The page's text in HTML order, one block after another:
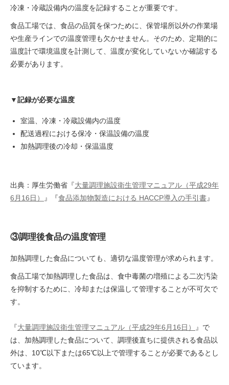
冷凍・冷蔵設備内の温度を記録することが重要です。
食品工場では、食品の品質を保つために、保管場所以外の作業場
や生産ラインでの温度管理も欠かせません。そのため、定期的に
温度計で環境温度を計測して、温度が変化していないか確認する
必要があります。
▼記録が必要な温度
室温、冷凍・冷蔵設備内の温度
配送過程における保冷・保温設備の温度
加熱調理後の冷却・保温温度
出典：厚生労働省『大量調理施設衛生管理マニュアル（平成29年
6月16日）
』『食品添加物製造における HACCP導入の手引書』
③調理後食品の温度管理
加熱調理した食品についても、適切な温度管理が求められます。
食品工場で加熱調理した食品は、食中毒菌の増殖による二次汚染
を抑制するために、冷却または保温して管理することが不可欠で
す。
『大量調理施設衛生管理マニュアル（平成29年6月16日）
』で
は、加熱調理した食品について、調理後直ちに提供される食品以
外は、10℃以下または65℃以上で管理することが必要であるとし
ています。